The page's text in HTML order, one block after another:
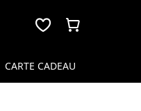
CARTE CADEAU